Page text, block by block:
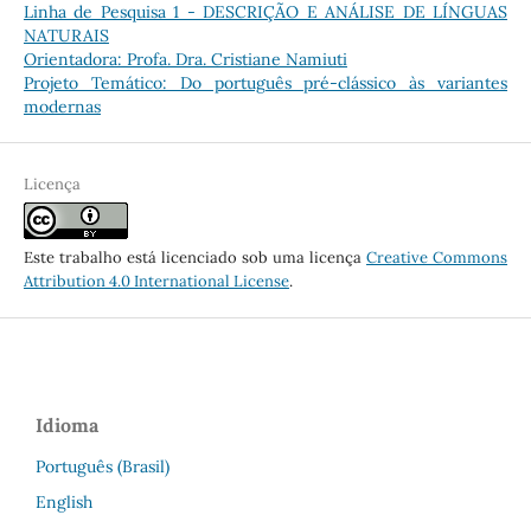
Linha de Pesquisa 1 - DESCRIÇÃO E ANÁLISE DE LÍNGUAS
NATURAIS
Orientadora: Profa. Dra. Cristiane Namiuti
Projeto Temático: Do português pré-clássico às variantes
modernas
Licença
Este trabalho está licenciado sob uma licençaCreative Commons
Attribution 4.0 International License.
Idioma
Português (Brasil)
English